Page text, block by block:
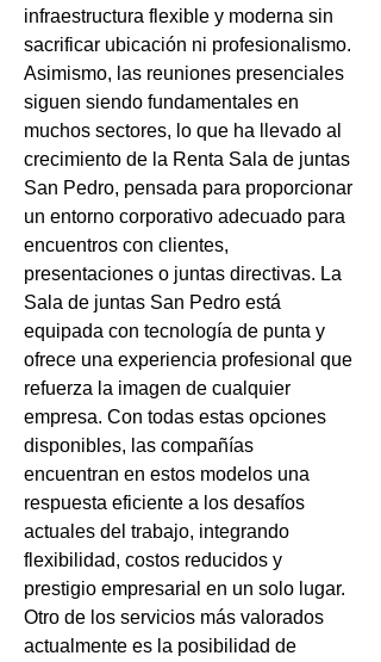
infraestructura flexible y moderna sin
sacrificar ubicación ni profesionalismo.
Asimismo, las reuniones presenciales
siguen siendo fundamentales en
muchos sectores, lo que ha llevado al
crecimiento de la Renta Sala de juntas
San Pedro, pensada para proporcionar
un entorno corporativo adecuado para
encuentros con clientes,
presentaciones o juntas directivas. La
Sala de juntas San Pedro está
equipada con tecnología de punta y
ofrece una experiencia profesional que
refuerza la imagen de cualquier
empresa. Con todas estas opciones
disponibles, las compañías
encuentran en estos modelos una
respuesta eficiente a los desafíos
actuales del trabajo, integrando
flexibilidad, costos reducidos y
prestigio empresarial en un solo lugar.
Otro de los servicios más valorados
actualmente es la posibilidad de